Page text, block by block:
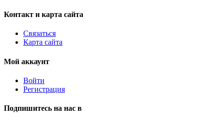
Контакт и карта сайта
Связаться
Карта сайта
Мой аккаунт
Войти
Регистрация
Подпишитесь на нас в